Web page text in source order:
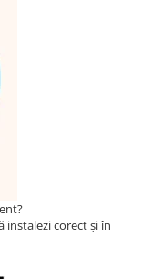
instalezi corect și în